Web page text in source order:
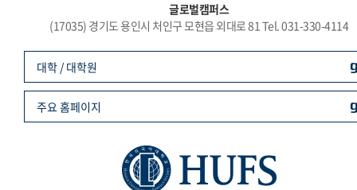
글로벌캠퍼스
(17035) 경기도 용인시 처인구 모현읍 외대로 81 Tel. 031-330-4114
대학 / 대학원
주요 홈페이지